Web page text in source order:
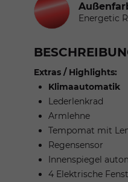
Energetic
Extras / Highlights:
Klimaautomatik
Lederlenkrad
Armlehne
Tempomat mit
Regensensor
Innenspiegel
4 Elektrische